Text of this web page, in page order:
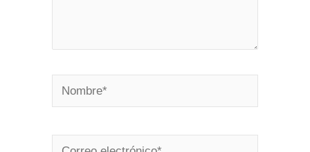
Nombre*
Correo